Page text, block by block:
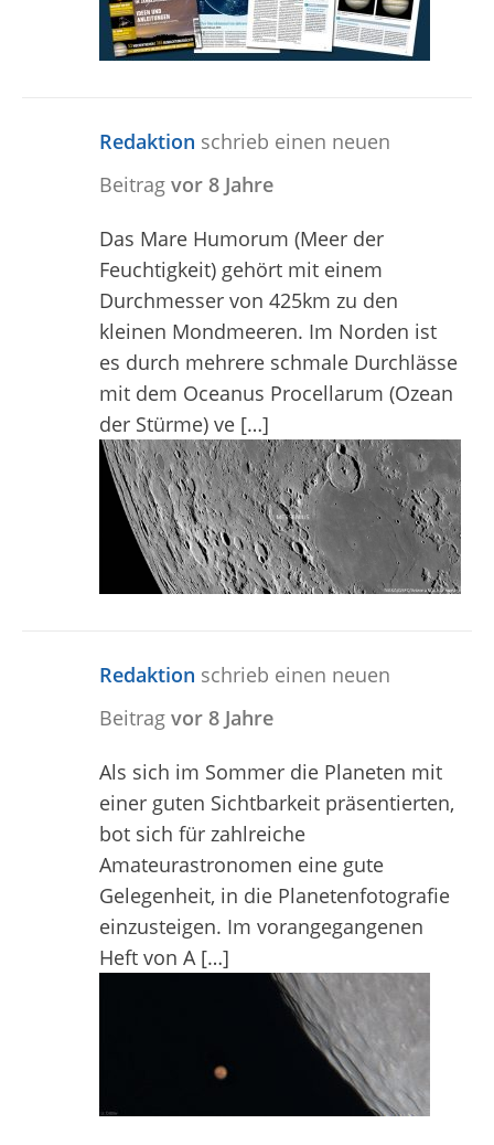
Redaktion schrieb einen neuen
Beitrag vor 8 Jahre
Das Mare Humorum (Meer der
Feuchtigkeit) gehört mit einem
Durchmesser von 425km zu den
kleinen Mondmeeren. Im Norden ist
es durch mehrere schmale Durchlässe
mit dem Oceanus Procellarum (Ozean
der Stürme) ve […]
Redaktion schrieb einen neuen
Beitrag vor 8 Jahre
Als sich im Sommer die Planeten mit
einer guten Sichtbarkeit präsentierten,
bot sich für zahlreiche
Amateurastronomen eine gute
Gelegenheit, in die Planetenfotografie
einzusteigen. Im vorangegangenen
Heft von A […]